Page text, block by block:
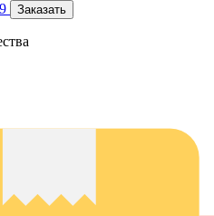
Заказать